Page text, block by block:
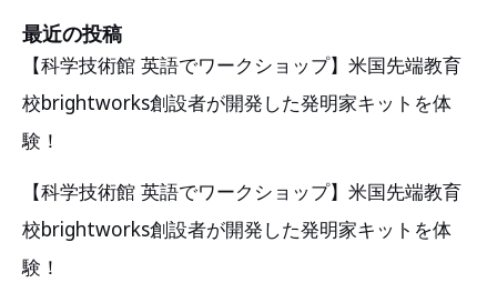
最近の投稿
【科学技術館 英語でワークショップ】米国先端教育
校brightworks創設者が開発した発明家キットを体
験！
【科学技術館 英語でワークショップ】米国先端教育
校brightworks創設者が開発した発明家キットを体
験！